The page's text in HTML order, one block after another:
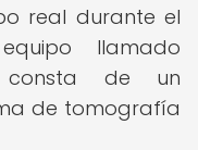
real durante el
llamado
consta de un
de tomografía